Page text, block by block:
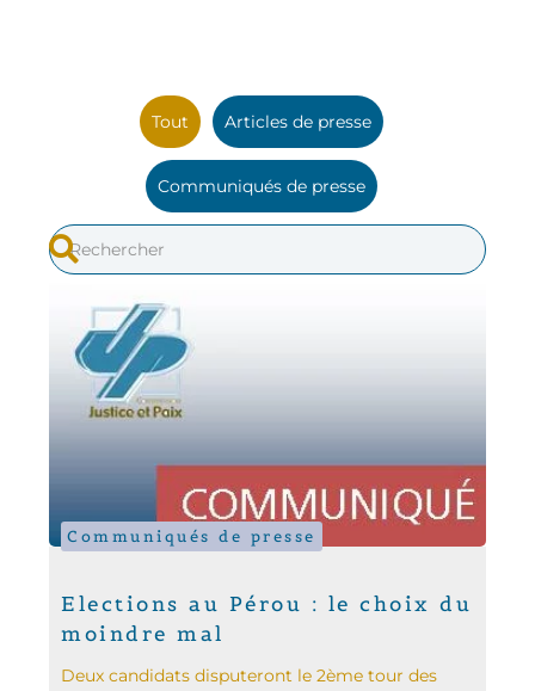
Tout Articles de presse
Communiqués de presse
Communiqués de presse
Elections au Pérou : le choix du
moindre mal
Deux candidats disputeront le 2ème tour des